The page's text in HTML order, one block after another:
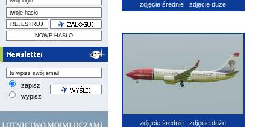
zapisz
wypisz
zdjęcie średnie zdjęcie duże
zdjęcie średnie zdjęcie duże